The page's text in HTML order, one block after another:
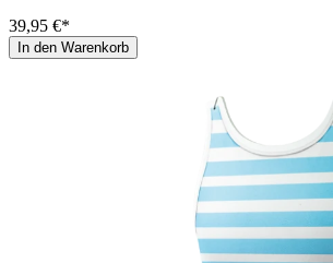
39,95 €*
In den Warenkorb